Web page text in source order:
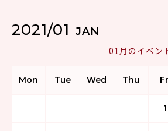
2021/01 JAN
01月のイベン
Mon Tue Wed Thu
1